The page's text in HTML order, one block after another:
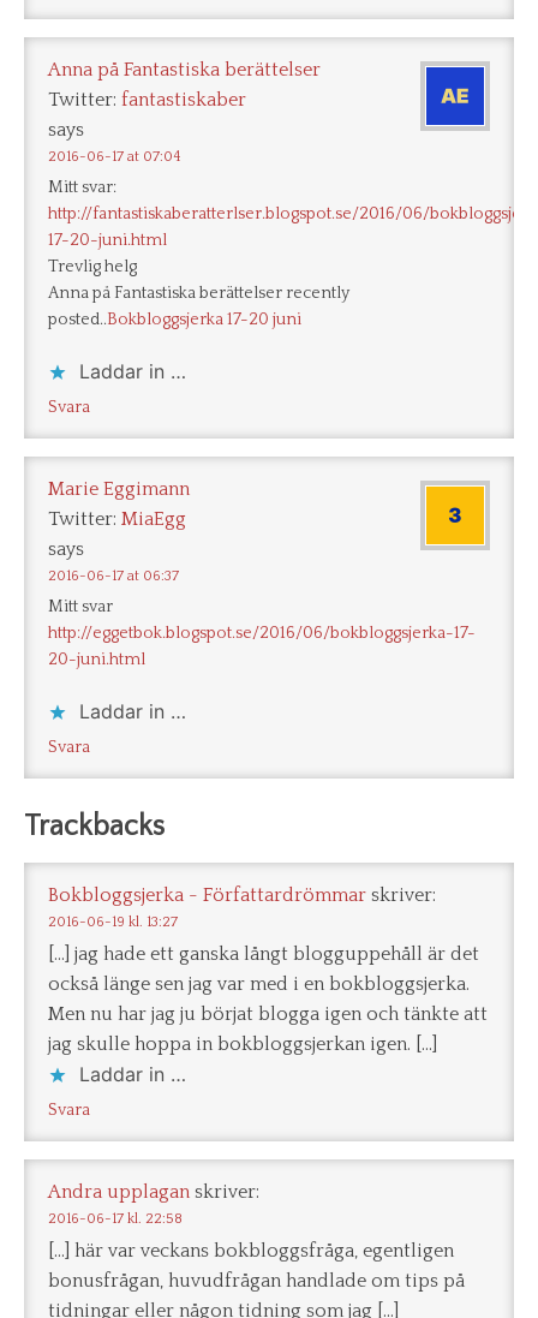
Anna på Fantastiska berättelser
Twitter: fantastiskaber
says
2016-06-17 at 07:04
Mitt svar:
http://fantastiskaberatterlser.blogspot.se/2016/06/
17-20-juni.html
Trevlig helg
Anna på Fantastiska berättelser recently
posted..Bokbloggsjerka 17-20 juni
Laddar in …
Svara
Marie Eggimann
Twitter: MiaEgg
says
2016-06-17 at 06:37
Mitt svar
http://eggetbok.blogspot.se/2016/06/bokbloggsjerka-17-
20-juni.html
Laddar in …
Svara
Trackbacks
Bokbloggsjerka - Författardrömmar skriver:
2016-06-19 kl. 13:27
[…] jag hade ett ganska långt blogguppehåll är det
också länge sen jag var med i en bokbloggsjerka.
Men nu har jag ju börjat blogga igen och tänkte att
jag skulle hoppa in bokbloggsjerkan igen. […]
Laddar in …
Svara
Andra upplagan skriver:
2016-06-17 kl. 22:58
[…] här var veckans bokbloggsfråga, egentligen
bonusfrågan, huvudfrågan handlade om tips på
tidningar eller någon tidning som jag […]